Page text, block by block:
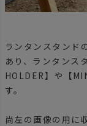
ランタンスタンド
あり、ランタンス
HOLDER】や【
す。
尚左の画像の用に